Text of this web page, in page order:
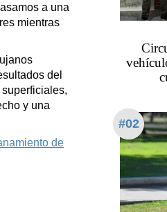
a una
mientras
del
y una
de
#02